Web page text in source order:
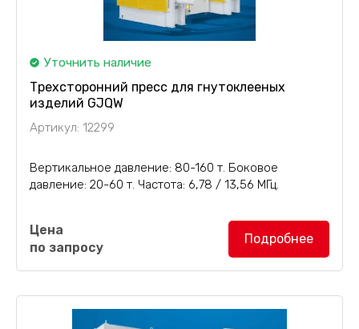
Уточнить наличие
Трехсторонний пресс для гнутоклееных
изделий GJQW
Артикул: 12299
Вертикальное давление: 80-160 т. Боковое
давление: 20-60 т. Частота: 6,78 / 13,56 МГц.
Трехсторонний пресс для гнутоклееных
изделий GJQW
предназначен для производства
бамбуковой и деревянной мебели, инструментов,
изделий ручной работы и других...
Цена
по запросу
Подробнее